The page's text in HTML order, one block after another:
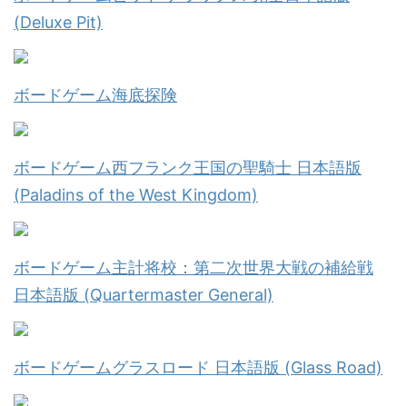
(Deluxe Pit)
ボードゲーム海底探険
ボードゲーム西フランク王国の聖騎士 日本語版
(Paladins of the West Kingdom)
ボードゲーム主計将校：第二次世界大戦の補給戦
日本語版 (Quartermaster General)
ボードゲームグラスロード 日本語版 (Glass Road)